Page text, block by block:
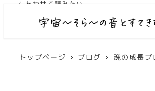
トップページ ブログ 魂の成長プ
✓ あわせて読みたい
✓ あわせて読みたい